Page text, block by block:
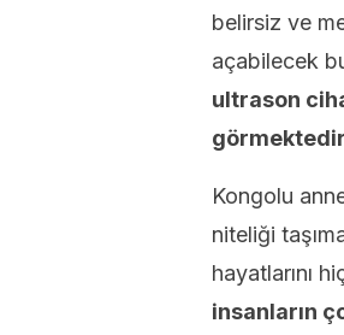
belirsiz ve
açabilecek
ultrason
Kongolu
niteliği
hayatlarını
insanların